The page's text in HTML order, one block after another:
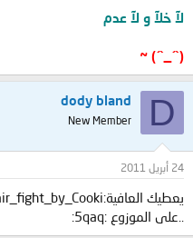
لآ خلآ و لآ عدم
(^_^) ~
D
dody bland
New Member
24 أبريل 2011
يعطيك العافية:fair_fight_by_Cooki
..على الموزوع :5qaq: